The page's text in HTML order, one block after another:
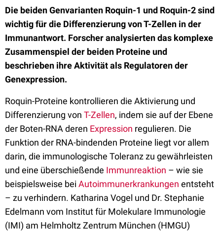
Die beiden Genvarianten Roquin-1 und Roquin-2 sind
wichtig für die Differenzierung von T-Zellen in der
Immunantwort. Forscher analysierten das komplexe
Zusammenspiel der beiden Proteine und
beschrieben ihre Aktivität als Regulatoren der
Genexpression.
Roquin-Proteine kontrollieren die Aktivierung und
Differenzierung von T-Zellen, indem sie auf der Ebene
der Boten-RNA deren Expression regulieren. Die
Funktion der RNA-bindenden Proteine liegt vor allem
darin, die immunologische Toleranz zu gewährleisten
und eine überschießende Immunreaktion – wie sie
beispielsweise bei Autoimmunerkrankungen entsteht
– zu verhindern. Katharina Vogel und Dr. Stephanie
Edelmann vom Institut für Molekulare Immunologie
(IMI) am Helmholtz Zentrum München (HMGU)